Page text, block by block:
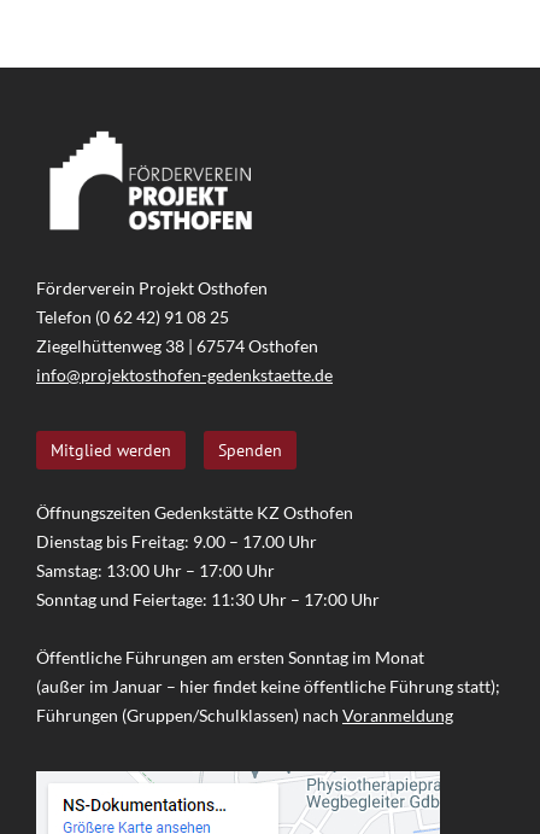
Förderverein Projekt Osthofen
Telefon (0 62 42) 91 08 25
Ziegelhüttenweg 38 | 67574 Osthofen
info@projektosthofen-gedenkstaette.de
Mitglied werden Spenden
Öffnungszeiten Gedenkstätte KZ Osthofen
Dienstag bis Freitag: 9.00 – 17.00 Uhr
Samstag: 13:00 Uhr – 17:00 Uhr
Sonntag und Feiertage: 11:30 Uhr – 17:00 Uhr
Öffentliche Führungen am ersten Sonntag im Monat
(außer im Januar – hier findet keine öffentliche Führung statt);
Führungen (Gruppen/Schulklassen) nach Voranmeldung